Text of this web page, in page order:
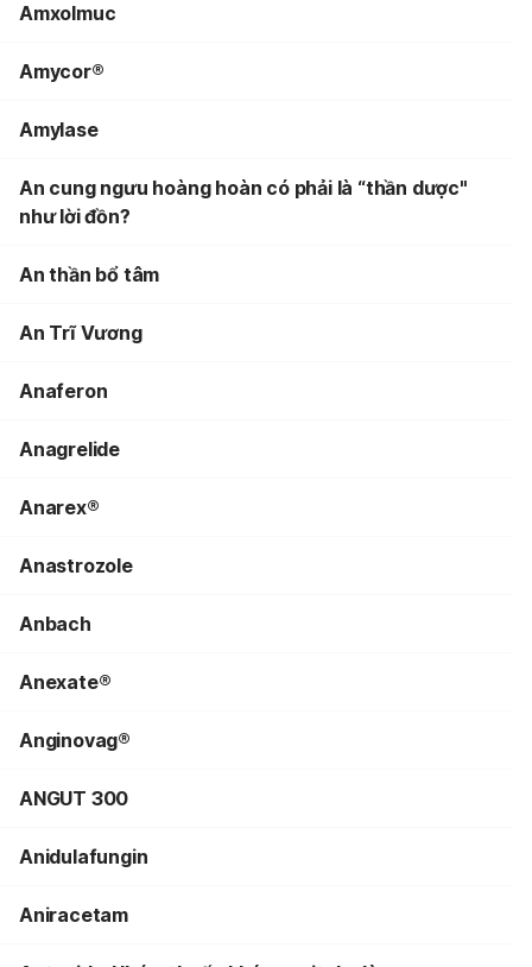
Amxolmuc
Amycor®
Amylase
An cung ngưu hoàng hoàn có phải là “thần dược"
như lời đồn?
An thần bổ tâm
An Trĩ Vương
Anaferon
Anagrelide
Anarex®
Anastrozole
Anbach
Anexate®
Anginovag®
ANGUT 300
Anidulafungin
Aniracetam